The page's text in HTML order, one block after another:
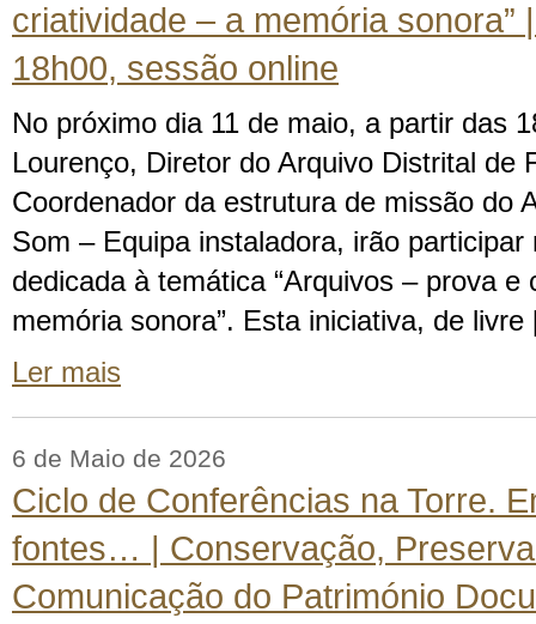
criatividade – a memória sonora”
18h00, sessão online
No próximo dia 11 de maio, a partir das
Lourenço, Diretor do Arquivo Distrital de
Coordenador da estrutura de missão do
Som – Equipa instaladora, irão participar
dedicada à temática “Arquivos – prova e
memória sonora”. Esta iniciativa, de
Ler mais
6 de Maio de 2026
Ciclo de Conferências na Torre.
fontes… | Conservação,
Comunicação do Património